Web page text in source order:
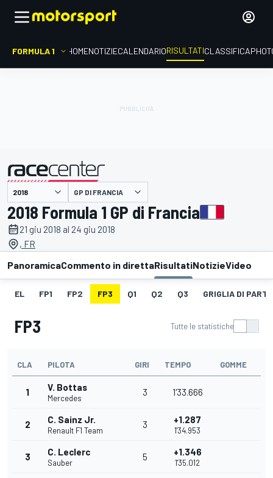
FORMULA 1 HOMENOTIZIECALENDARIORISULTATICLASSIFICA
presentato da GP DI FRANCIA
2018 Formula 1 GP di Francia
21 giu 2018 al 24 giu 2018
, FR
PanoramicaCommento in direttaRisultatiNotizieVideo
EL FP1 FP2 FP3 Q1 Q2 Q3 GRIGLIA DI
FP3 Tutte le statistiche
CLA PILOTA GIRI TEMPO GOMME
1 V. Bottas
Mercedes
3 1'33.666
2 C. Sainz Jr.
Renault F1 Team
3 +1.287
1'34.953
3 C. Leclerc
Sauber
5 +1.346
1'35.012